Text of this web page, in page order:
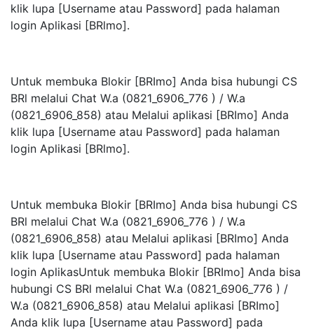
klik lupa [Username atau Password] pada halaman
login Aplikasi [BRlmo].
Untuk membuka Blokir [BRImo] Anda bisa hubungi CS
BRl melalui Chat W.a (0821_6906_776 ) / W.a
(0821_6906_858) atau Melalui aplikasi [BRImo] Anda
klik lupa [Username atau Password] pada halaman
login Aplikasi [BRlmo].
Untuk membuka Blokir [BRImo] Anda bisa hubungi CS
BRl melalui Chat W.a (0821_6906_776 ) / W.a
(0821_6906_858) atau Melalui aplikasi [BRImo] Anda
klik lupa [Username atau Password] pada halaman
login AplikasUntuk membuka Blokir [BRImo] Anda bisa
hubungi CS BRl melalui Chat W.a (0821_6906_776 ) /
W.a (0821_6906_858) atau Melalui aplikasi [BRImo]
Anda klik lupa [Username atau Password] pada